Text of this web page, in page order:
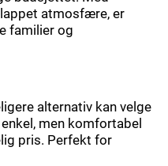
atmosfære, er
familier og
alternativ kan velge
men komfortabel
pris. Perfekt for